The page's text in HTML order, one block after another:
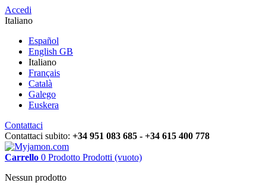
Accedi
Italiano
Español
English GB
Italiano
Français
Català
Galego
Euskera
Contattaci
Contattaci subito: +34 951 083 685 - +34 615 400 778
Carrello 0 Prodotto Prodotti (vuoto)
Nessun prodotto